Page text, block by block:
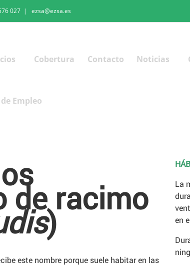
027 | ezsa@ezsa.es
Cobertura Contacto Noticias
Empleo
de racimo
)
este nombre porque suele habitar en las
La
en